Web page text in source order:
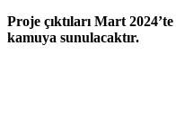
Proje çıktıları Mart
kamuya sunulacaktır.